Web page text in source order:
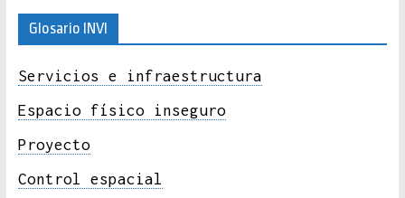
Glosario INVI
Servicios e infraestructura
Espacio físico inseguro
Proyecto
Control espacial